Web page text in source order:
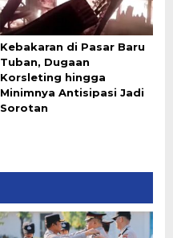
Kebakaran di Pasar Baru
Tuban, Dugaan
Korsleting hingga
Minimnya Antisipasi Jadi
Sorotan